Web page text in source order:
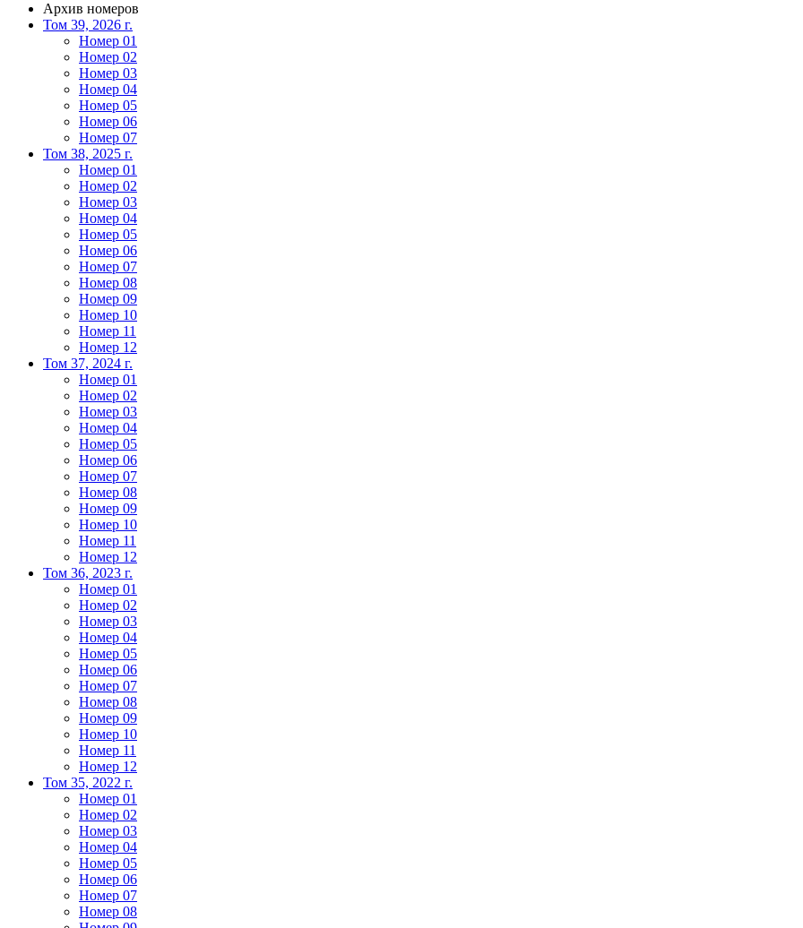
Архив номеров
Том 39, 2026 г.
Номер 01
Номер 02
Номер 03
Номер 04
Номер 05
Номер 06
Номер 07
Том 38, 2025 г.
Номер 01
Номер 02
Номер 03
Номер 04
Номер 05
Номер 06
Номер 07
Номер 08
Номер 09
Номер 10
Номер 11
Номер 12
Том 37, 2024 г.
Номер 01
Номер 02
Номер 03
Номер 04
Номер 05
Номер 06
Номер 07
Номер 08
Номер 09
Номер 10
Номер 11
Номер 12
Том 36, 2023 г.
Номер 01
Номер 02
Номер 03
Номер 04
Номер 05
Номер 06
Номер 07
Номер 08
Номер 09
Номер 10
Номер 11
Номер 12
Том 35, 2022 г.
Номер 01
Номер 02
Номер 03
Номер 04
Номер 05
Номер 06
Номер 07
Номер 08